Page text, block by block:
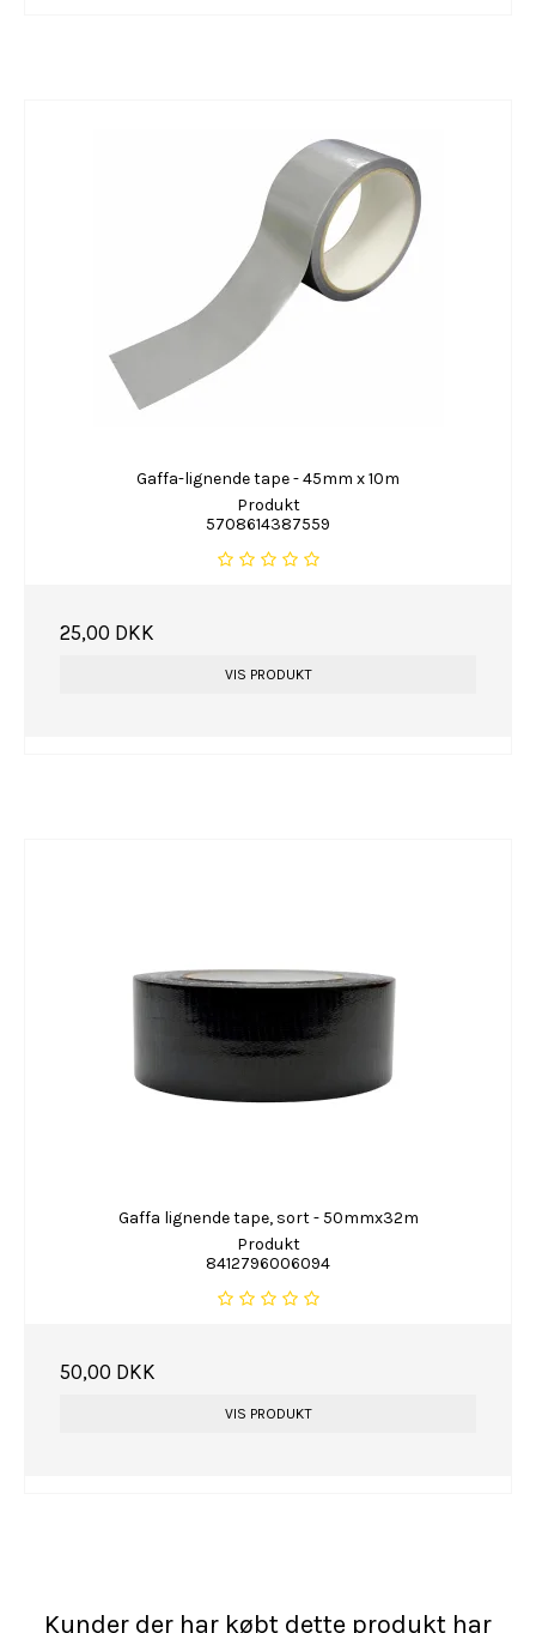
Gaffa-lignende tape - 45mm x 10m
Produkt
5708614387559
25,00 DKK
VIS PRODUKT
Gaffa lignende tape, sort - 50mmx32m
Produkt
8412796006094
50,00 DKK
VIS PRODUKT
Kunder der har købt dette produkt har